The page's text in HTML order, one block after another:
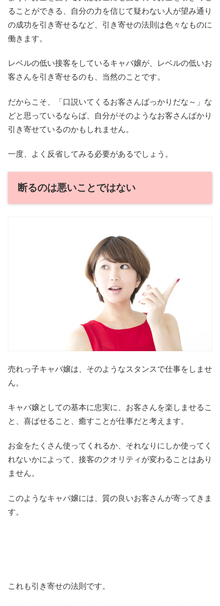
ることができる、自分の力を信じて疑わない人が望み通り
の成功を引き寄せるなど、引き寄せの法則は色々なものに
働きます。
レベルの低い接客をしているキャバ嬢が、レベルの低いお
客さんを引き寄せるのも、当然のことです。
だからこそ、「口説いてくるお客さんばっかりだな～」な
どと思っているならば、自分がそのようなお客さんばかり
引き寄せているのかもしれません。
一度、よく反省してみる必要があるでしょう。
断るのは悪いことではない
売れっ子キャバ嬢は、そのようなスタンスで仕事をしませ
ん。
キャバ嬢としての基本に忠実に、お客さんを楽しませるこ
と、喜ばせること、癒すことが仕事だと考えます。
お金をたくさん使ってくれるか、それなりにしか使ってく
れないかによって、接客のクオリティが変わることはあり
ません。
このようなキャバ嬢には、質の良いお客さんが寄ってきま
す。
これも引き寄せの法則です。